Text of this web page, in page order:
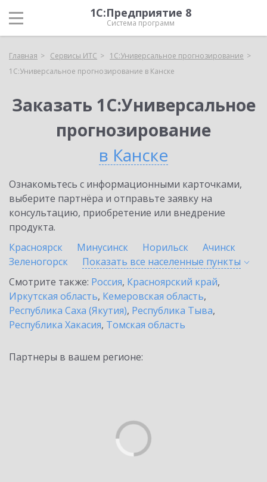
1С:Предприятие 8
Система программ
Главная Сервисы ИТС
1С:Универсальное прогнозирование
1С:Универсальное прогнозирование в Канске
Заказать 1С:Универсальное
прогнозирование
в Канске
Ознакомьтесь с информационными карточками,
выберите партнёра и отправьте заявку на
консультацию, приобретение или внедрение
продукта.
Красноярск
Минусинск Норильск
Ачинск
Зеленогорск
Показать все населенные пункты
Смотрите также: Россия, Красноярский край,
Иркутская область, Кемеровская область,
Республика Саха (Якутия), Республика Тыва,
Республика Хакасия, Томская область
Партнеры в вашем регионе: